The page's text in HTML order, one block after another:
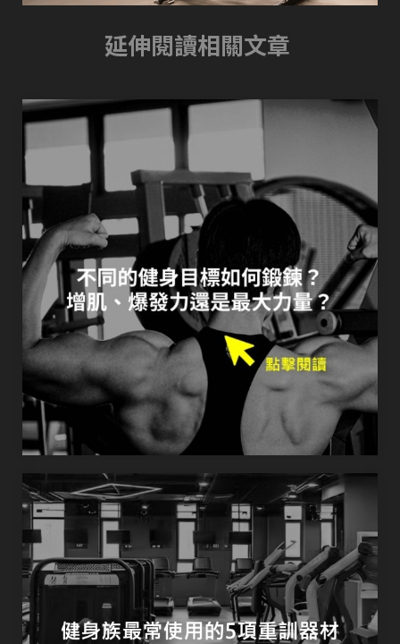
延伸閱讀相關文章